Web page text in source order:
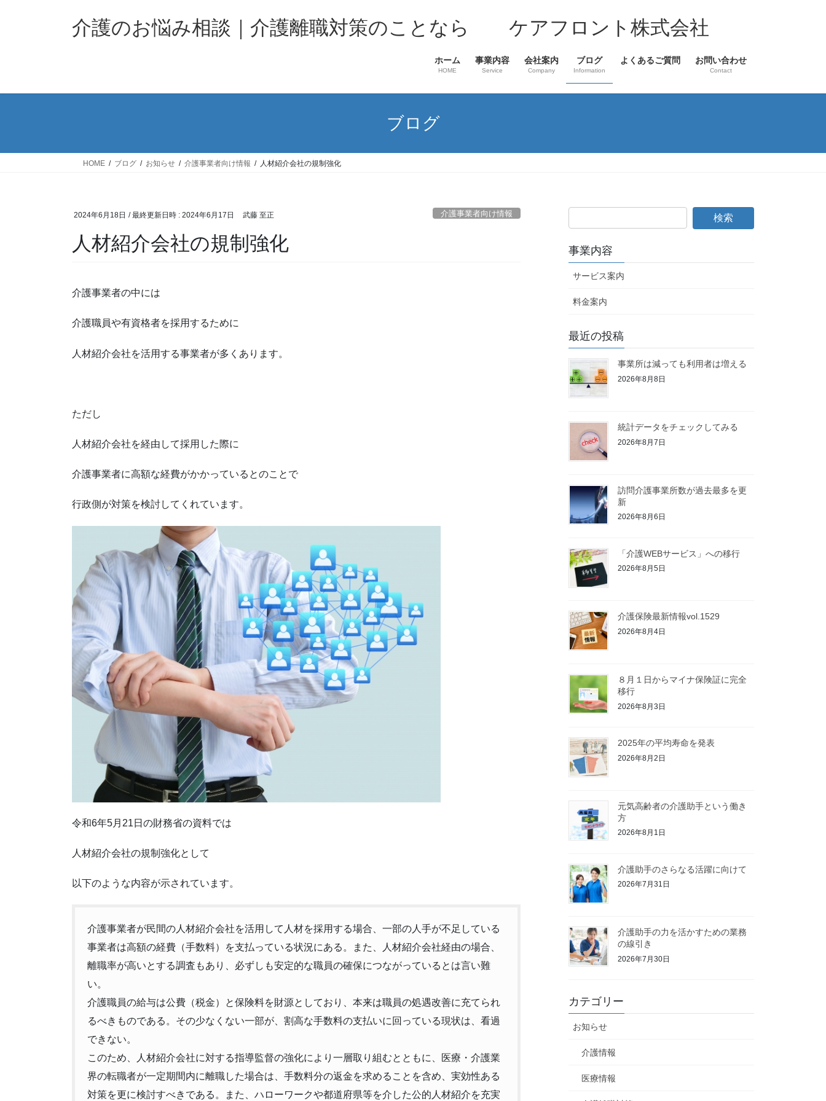
ス
ン
介護のお悩み相談｜介護離職対策のことなら ケアフロント株式会社
ホーム
HOME
事業内容
Service
会社案内
Company
ブログ
Information
よくあるご質問 お問い合わせ
Contact
ブログ
HOME ブログ お知らせ 介護事業者向け情報 人材紹介会社の規制強化
2024年6月18日 / 最終更新日時 : 2024年6月17日 武藤 至正 介護事業者向け情報
人材紹介会社の規制強化
介護事業者の中には
介護職員や有資格者を採用するために
人材紹介会社を活用する事業者が多くあります。
ただし
人材紹介会社を経由して採用した際に
介護事業者に高額な経費がかかっているとのことで
行政側が対策を検討してくれています。
令和6年5月21日の財務省の資料では
人材紹介会社の規制強化として
以下のような内容が示されています。
介護事業者が民間の人材紹介会社を活用して人材を採用する場合、一部の人手が不足している
事業者は高額の経費（手数料）を支払っている状況にある。また、人材紹介会社経由の場合、
離職率が高いとする調査もあり、必ずしも安定的な職員の確保につながっているとは言い難
い。
介護職員の給与は公費（税金）と保険料を財源としており、本来は職員の処遇改善に充てられ
るべきものである。その少なくない一部が、割高な手数料の支払いに回っている現状は、看過
できない。
このため、人材紹介会社に対する指導監督の強化により一層取り組むとともに、医療・介護業
界の転職者が一定期間内に離職した場合は、手数料分の返金を求めることを含め、実効性ある
対策を更に検討すべきである。また、ハローワークや都道府県等を介した公的人材紹介を充実
事業内容
サービス案内
料金案内
最近の投稿
事業所は減っても利用者は増える
2026年8月8日
統計データをチェックしてみる
2026年8月7日
訪問介護事業所数が過去最多を更
新
2026年8月6日
「介護WEBサービス」への移行
2026年8月5日
介護保険最新情報vol.1529
2026年8月4日
８月１日からマイナ保険証に完全
移行
2026年8月3日
2025年の平均寿命を発表
2026年8月2日
元気高齢者の介護助手という働き
方
2026年8月1日
介護助手のさらなる活躍に向けて
2026年7月31日
介護助手の力を活かすための業務
の線引き
2026年7月30日
カテゴリー
お知らせ
介護情報
医療情報